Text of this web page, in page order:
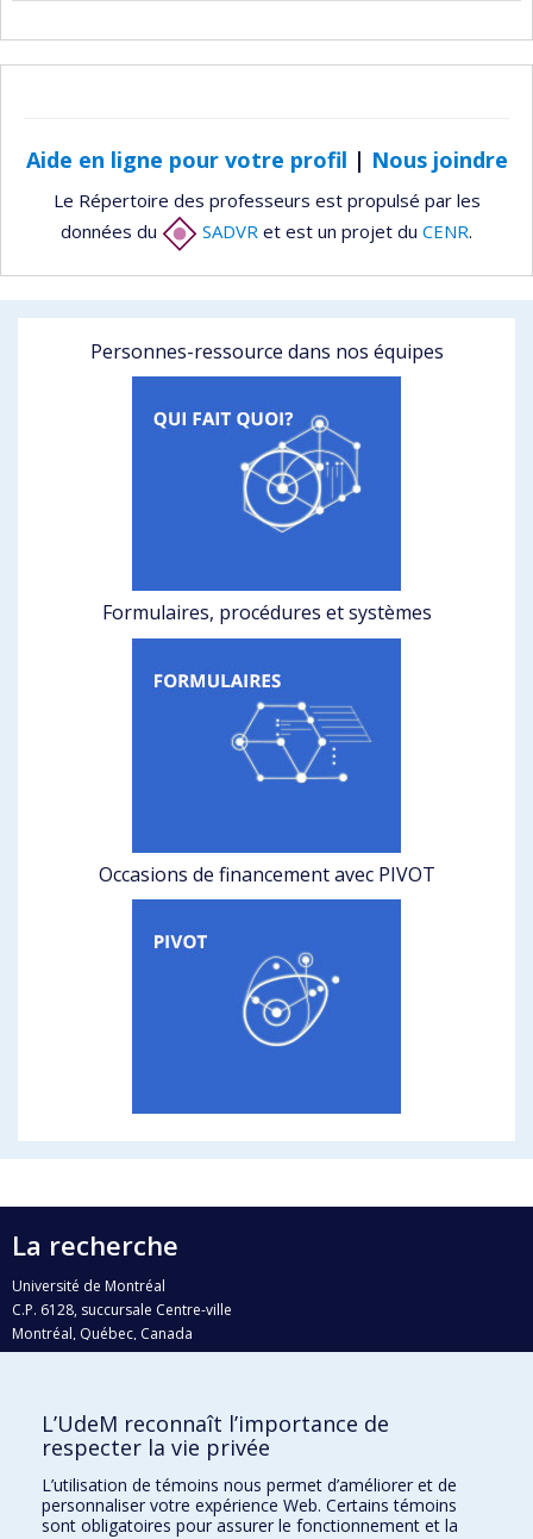
Aide en ligne pour votre profil | Nous joindre
Le Répertoire des professeurs est propulsé par les
données du
SADVR et est un projet du CENR.
Personnes-ressource dans nos équipes
Formulaires, procédures et systèmes
Occasions de financement avec PIVOT
La recherche
Université de Montréal
C.P. 6128, succursale Centre-ville
Montréal, Québec, Canada
H3C 3J7
Qui fait quoi?
Nous trouver
Plan du site
L’UdeM reconnaît l’importance de
respecter la vie privée
L’utilisation de témoins nous permet d’améliorer et de
personnaliser votre expérience Web. Certains témoins
sont obligatoires pour assurer le fonctionnement et la